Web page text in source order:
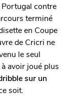
Portugal contre
terminé
en Coupe
de Cricri ne
le seul
avoir joué plus
sur un
soit.